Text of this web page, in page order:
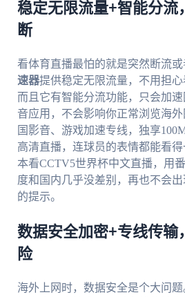
稳定无限流量+智能分流
断
看体育直播最怕的就是突然断流或
速器提供稳定无限流量，不用担心
而且它有智能分流功能，只会加
音应用，不会影响你正常浏览海
国影音、游戏加速专线，独享
高清直播，连球员的表情都能看
本看CCTV5世界杯中文直播，用
度和国内几乎没差别，再也不会
的提示。
数据安全加密+专线传输
险
海外上网时，数据安全是个大问题